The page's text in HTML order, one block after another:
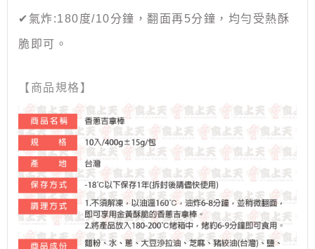
✔氣炸:180度/10分鐘，翻面再5分鐘，均勻受熱酥
脆即可。
【商品規格】